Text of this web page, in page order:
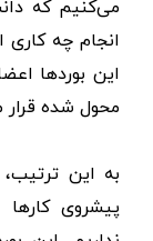
انجام چه
این بوردها
محول شده
به این
پیشروی کارها